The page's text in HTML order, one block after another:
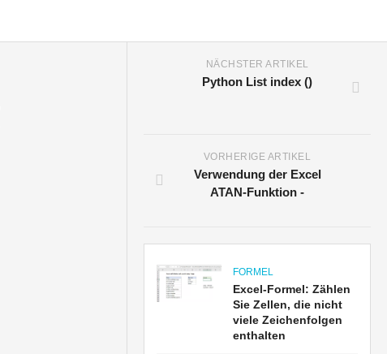
NÄCHSTER ARTIKEL
Python List index ()
VORHERIGE ARTIKEL
Verwendung der Excel
ATAN-Funktion -
FORMEL
Excel-Formel: Zählen
Sie Zellen, die nicht
viele Zeichenfolgen
enthalten